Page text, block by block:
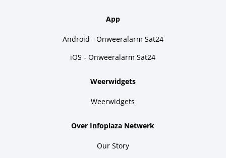
App
Android - Onweeralarm Sat24
iOS - Onweeralarm Sat24
Weerwidgets
Weerwidgets
Over Infoplaza Netwerk
Our Story